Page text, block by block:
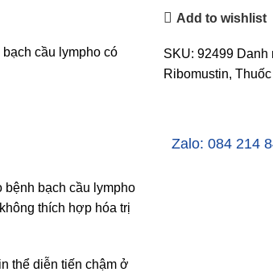
cầu lympho có
bệnh bạch cầu lympho
thích hợp hóa trị
thể diễn tiến chậm ở
Add to wishlist
SKU: 92499 Danh
Ribomustin,
Zalo: 084 214